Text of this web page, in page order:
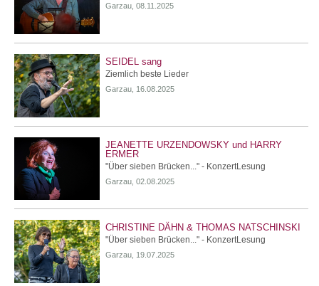
Garzau, 08.11.2025
SEIDEL sang
Ziemlich beste Lieder
Garzau, 16.08.2025
JEANETTE URZENDOWSKY und HARRY
ERMER
"Über sieben Brücken..." - KonzertLesung
Garzau, 02.08.2025
CHRISTINE DÄHN & THOMAS NATSCHINSKI
"Über sieben Brücken..." - KonzertLesung
Garzau, 19.07.2025